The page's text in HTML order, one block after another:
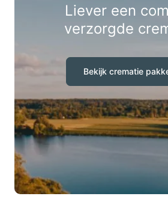
Liever een
verzorgde
Bekijk crematie